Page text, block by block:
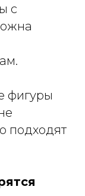
с
фигуры
подходят